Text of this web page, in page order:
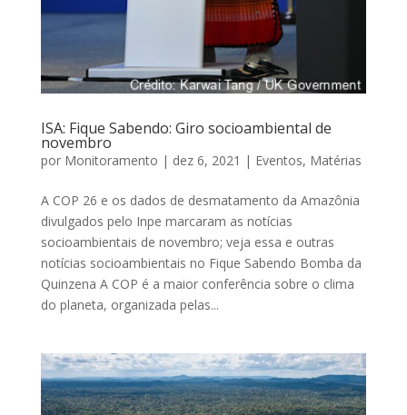
ISA: Fique Sabendo: Giro socioambiental de
novembro
por Monitoramento | dez 6, 2021 | Eventos, Matérias
A COP 26 e os dados de desmatamento da Amazônia
divulgados pelo Inpe marcaram as notícias
socioambientais de novembro; veja essa e outras
notícias socioambientais no Fique Sabendo Bomba da
Quinzena A COP é a maior conferência sobre o clima
do planeta, organizada pelas...